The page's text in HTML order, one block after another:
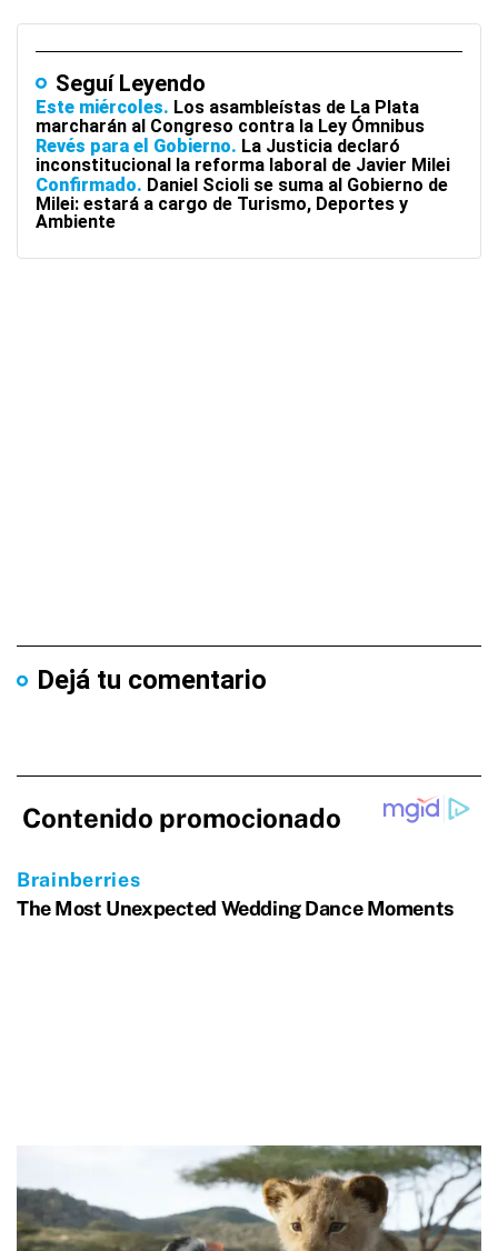
Seguí Leyendo
Este miércoles Los asambleístas de La Plata
marcharán al Congreso contra la Ley Ómnibus
Revés para el Gobierno La Justicia declaró
inconstitucional la reforma laboral de Javier Milei
Confirmado Daniel Scioli se suma al Gobierno de
Milei: estará a cargo de Turismo, Deportes y
Ambiente
Dejá tu comentario